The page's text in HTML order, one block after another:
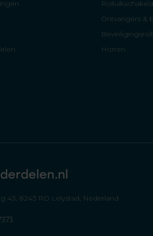
Ontvangers &
Horren
43, 8243 RD Lelystad, Nederland